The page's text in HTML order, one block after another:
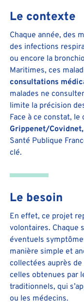
Le contexte
Chaque année, des
des infections
ou encore la
Maritimes, ces
consultations
malades ne
limite la précision
Face à ce constat,
Grippenet/Covidnet,
Santé Publique
clé.
Le besoin
En effet, ce projet
volontaires. Chaque
éventuels
manière simple et
collectées auprès
celles obtenues par
traditionnels, qui
ou les médecins.